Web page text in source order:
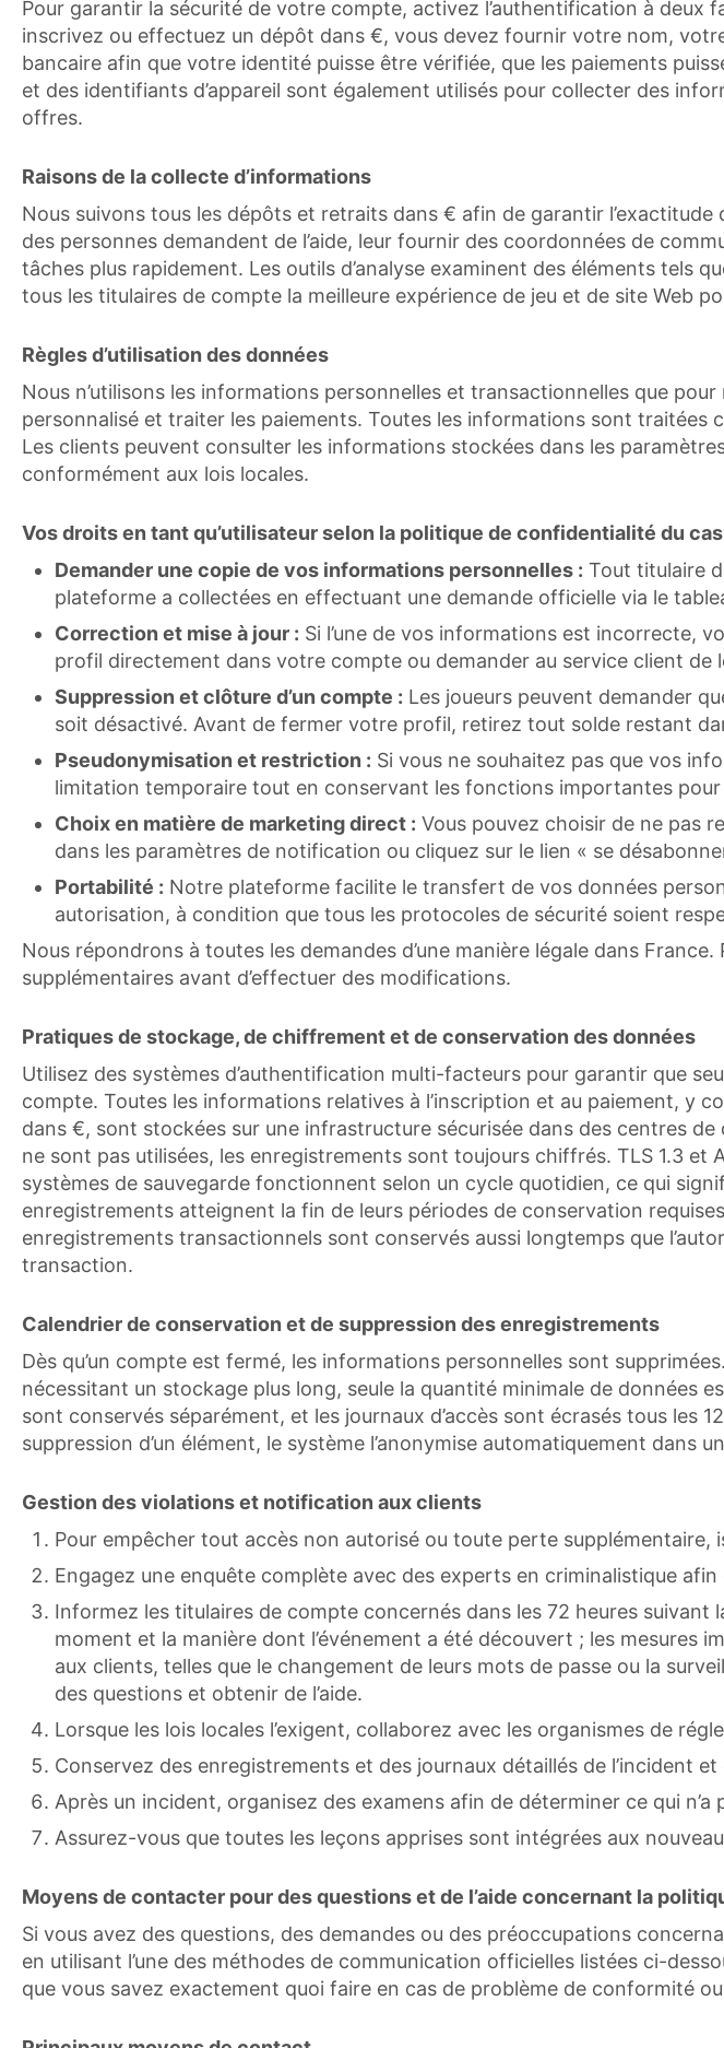
Pour garantir la sécurité de votre compte, activez l’authentification à
inscrivez ou effectuez un dépôt dans €, vous devez fournir votre nom,
bancaire afin que votre identité puisse être vérifiée, que les paiements
et des identifiants d’appareil sont également utilisés pour collecter des
offres.
Raisons de la collecte d’informations
Nous suivons tous les dépôts et retraits dans € afin de garantir
des personnes demandent de l’aide, leur fournir des coordonnées de
tâches plus rapidement. Les outils d’analyse examinent des éléments tels
tous les titulaires de compte la meilleure expérience de jeu et de site Web
Règles d’utilisation des données
Nous n’utilisons les informations personnelles et transactionnelles que
personnalisé et traiter les paiements. Toutes les informations sont
Les clients peuvent consulter les informations stockées dans les
conformément aux lois locales.
Vos droits en tant qu’utilisateur selon la politique de confidentialité du
Demander une copie de vos informations personnelles : Tout titulaire
plateforme a collectées en effectuant une demande officielle via le
Correction et mise à jour : Si l’une de vos informations est incorrecte,
profil directement dans votre compte ou demander au service client de
Suppression et clôture d’un compte : Les joueurs peuvent demander
soit désactivé. Avant de fermer votre profil, retirez tout solde restant
Pseudonymisation et restriction : Si vous ne souhaitez pas que vos
limitation temporaire tout en conservant les fonctions importantes
Choix en matière de marketing direct : Vous pouvez choisir de ne pas
dans les paramètres de notification ou cliquez sur le lien « se
Portabilité : Notre plateforme facilite le transfert de vos données
autorisation, à condition que tous les protocoles de sécurité soient
Nous répondrons à toutes les demandes d’une manière légale dans
supplémentaires avant d’effectuer des modifications.
Pratiques de stockage, de chiffrement et de conservation des données
Utilisez des systèmes d’authentification multi-facteurs pour garantir que
compte. Toutes les informations relatives à l’inscription et au paiement, y
dans €, sont stockées sur une infrastructure sécurisée dans des centres
ne sont pas utilisées, les enregistrements sont toujours chiffrés. TLS 1.3
systèmes de sauvegarde fonctionnent selon un cycle quotidien, ce qui
enregistrements atteignent la fin de leurs périodes de conservation
enregistrements transactionnels sont conservés aussi longtemps que
transaction.
Calendrier de conservation et de suppression des enregistrements
Dès qu’un compte est fermé, les informations personnelles sont
nécessitant un stockage plus long, seule la quantité minimale de données
sont conservés séparément, et les journaux d’accès sont écrasés tous les
suppression d’un élément, le système l’anonymise automatiquement
Gestion des violations et notification aux clients
Pour empêcher tout accès non autorisé ou toute perte supplémentaire,
Engagez une enquête complète avec des experts en criminalistique afin
Informez les titulaires de compte concernés dans les 72 heures
moment et la manière dont l’événement a été découvert ; les mesures
aux clients, telles que le changement de leurs mots de passe ou la
des questions et obtenir de l’aide.
Lorsque les lois locales l’exigent, collaborez avec les organismes de
Conservez des enregistrements et des journaux détaillés de l’incident
Après un incident, organisez des examens afin de déterminer ce qui
Assurez-vous que toutes les leçons apprises sont intégrées aux
Moyens de contacter pour des questions et de l’aide concernant la
Si vous avez des questions, des demandes ou des préoccupations
en utilisant l’une des méthodes de communication officielles listées ci-
que vous savez exactement quoi faire en cas de problème de conformité